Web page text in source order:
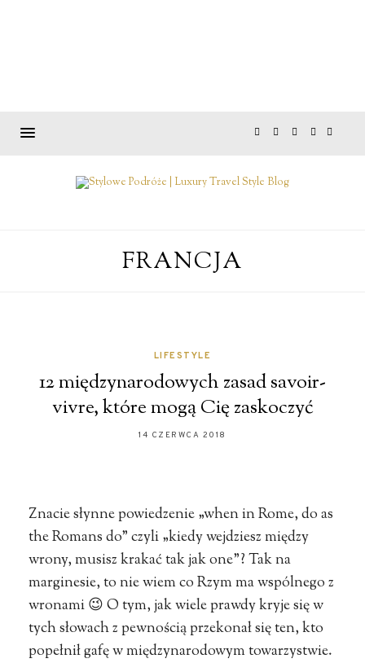
FRANCJA
LIFESTYLE
12 międzynarodowych zasad savoir-
vivre, które mogą Cię zaskoczyć
14 CZERWCA 2018
Znacie słynne powiedzenie „when in Rome, do as
the Romans do” czyli „kiedy wejdziesz między
wrony, musisz krakać tak jak one”? Tak na
marginesie, to nie wiem co Rzym ma wspólnego z
wronami 😉 O tym, jak wiele prawdy kryje się w
tych słowach z pewnością przekonał się ten, kto
popełnił gafę w międzynarodowym towarzystwie.